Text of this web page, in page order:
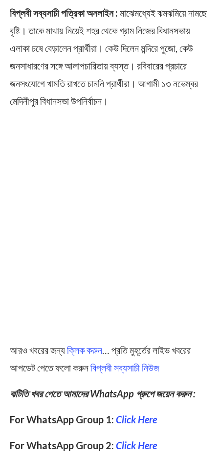
বিপ্লবী সব্যসাচী পত্রিকা অনলাইন : মাঝেমধ্যেই ঝমঝমিয়ে নামছে
বৃষ্টি। তাকে মাথায় নিয়েই শহর থেকে গ্রাম নিজের বিধানসভায়
এলাকা চষে বেড়ালেন প্রার্থীরা। কেউ দিলেন মন্দিরে পুজো, কেউ
জনসাধারণের সঙ্গে আলাপচারিতায় ব্যস্ত। রবিবারের প্রচারে
জনসংযোগে খামতি রাখতে চাননি প্রার্থীরা। আগামী ১৩ নভেম্বর
মেদিনীপুর বিধানসভা উপনির্বাচন।
আরও খবরের জন্যক্লিক করুন… প্রতি মুহূর্তের লাইভ খবরের
আপডেট পেতে ফলো করুনবিপ্লবী সব্যসাচী নিউজ
ঝটিতি খবর পেতে আমাদের WhatsApp গ্রুপে জয়েন করুন :
For WhatsApp Group 1: Click Here
For WhatsApp Group 2: Click Here